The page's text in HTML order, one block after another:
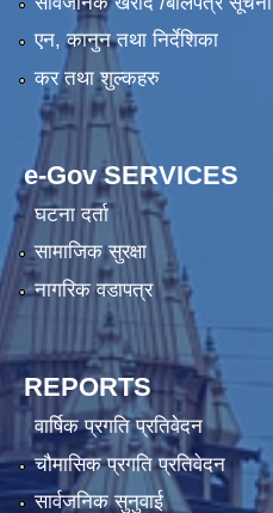
एन, कानुन तथा निर्देशिका
कर तथा शुल्कहरु
e-Gov SERVICES
घटना दर्ता
सामाजिक सुरक्षा
नागरिक वडापत्र
REPORTS
वार्षिक प्रगति प्रतिवेदन
चौमासिक प्रगति प्रतिवेदन
सार्वजनिक सुनुवाई